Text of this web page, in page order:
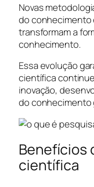
Novas
do conhecimento
transformam a
conhecimento.
Essa evolução
científica
inovação,
do conhecimento
Benefícios
científica